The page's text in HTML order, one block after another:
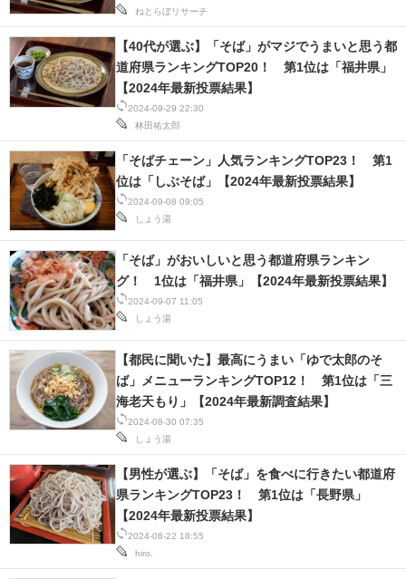
ねとらぼリサーチ
2024-09-29 22:30
林田祐太郎
【40代が選ぶ】「そば」がマジでうまいと思う都
道府県ランキングTOP20！ 第1位は「福井県」
【2024年最新投票結果】
2024-09-08 09:05
しょう湯
「そばチェーン」人気ランキングTOP23！ 第1
位は「しぶそば」【2024年最新投票結果】
2024-09-07 11:05
しょう湯
「そば」がおいしいと思う都道府県ランキン
グ！ 1位は「福井県」【2024年最新投票結果】
2024-08-30 07:35
しょう湯
【都民に聞いた】最高にうまい「ゆで太郎のそ
ば」メニューランキングTOP12！ 第1位は「三
海老天もり」【2024年最新調査結果】
2024-08-22 18:55
hiro.
【男性が選ぶ】「そば」を食べに行きたい都道府
県ランキングTOP23！ 第1位は「長野県」
【2024年最新投票結果】